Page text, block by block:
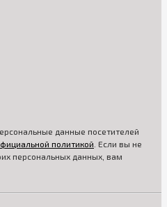
данные посетителей
политикой . Если вы не
персональных данных, вам